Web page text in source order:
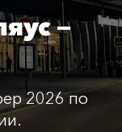
—
2026 по